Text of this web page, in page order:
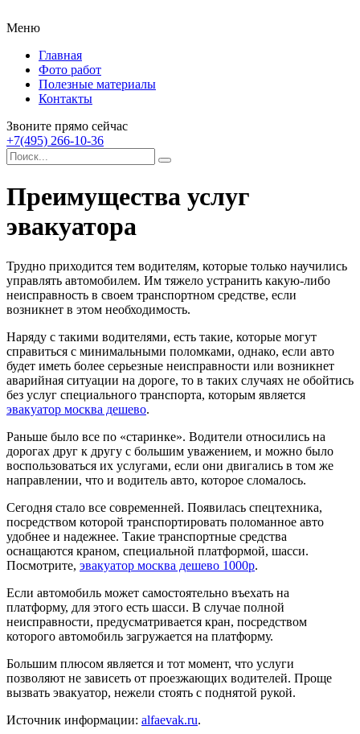
Меню
Главная
Фото работ
Полезные материалы
Контакты
Звоните прямо сейчас
+7(495) 266-10-36
Преимущества услуг
эвакуатора
Трудно приходится тем водителям, которые только научились
управлять автомобилем. Им тяжело устранить какую-либо
неисправность в своем транспортном средстве, если
возникнет в этом необходимость.
Наряду с такими водителями, есть такие, которые могут
справиться с минимальными поломками, однако, если авто
будет иметь более серьезные неисправности или возникнет
аварийная ситуации на дороге, то в таких случаях не обойтись
без услуг специального транспорта, которым является
эвакуатор москва дешево.
Раньше было все по «старинке». Водители относились на
дорогах друг к другу с большим уважением, и можно было
воспользоваться их услугами, если они двигались в том же
направлении, что и водитель авто, которое сломалось.
Сегодня стало все современней. Появилась спецтехника,
посредством которой транспортировать поломанное авто
удобнее и надежнее. Такие транспортные средства
оснащаются краном, специальной платформой, шасси.
Посмотрите, эвакуатор москва дешево 1000р.
Если автомобиль может самостоятельно въехать на
платформу, для этого есть шасси. В случае полной
неисправности, предусматривается кран, посредством
которого автомобиль загружается на платформу.
Большим плюсом является и тот момент, что услуги
позволяют не зависеть от проезжающих водителей. Проще
вызвать эвакуатор, нежели стоять с поднятой рукой.
Источник информации: alfaevak.ru.